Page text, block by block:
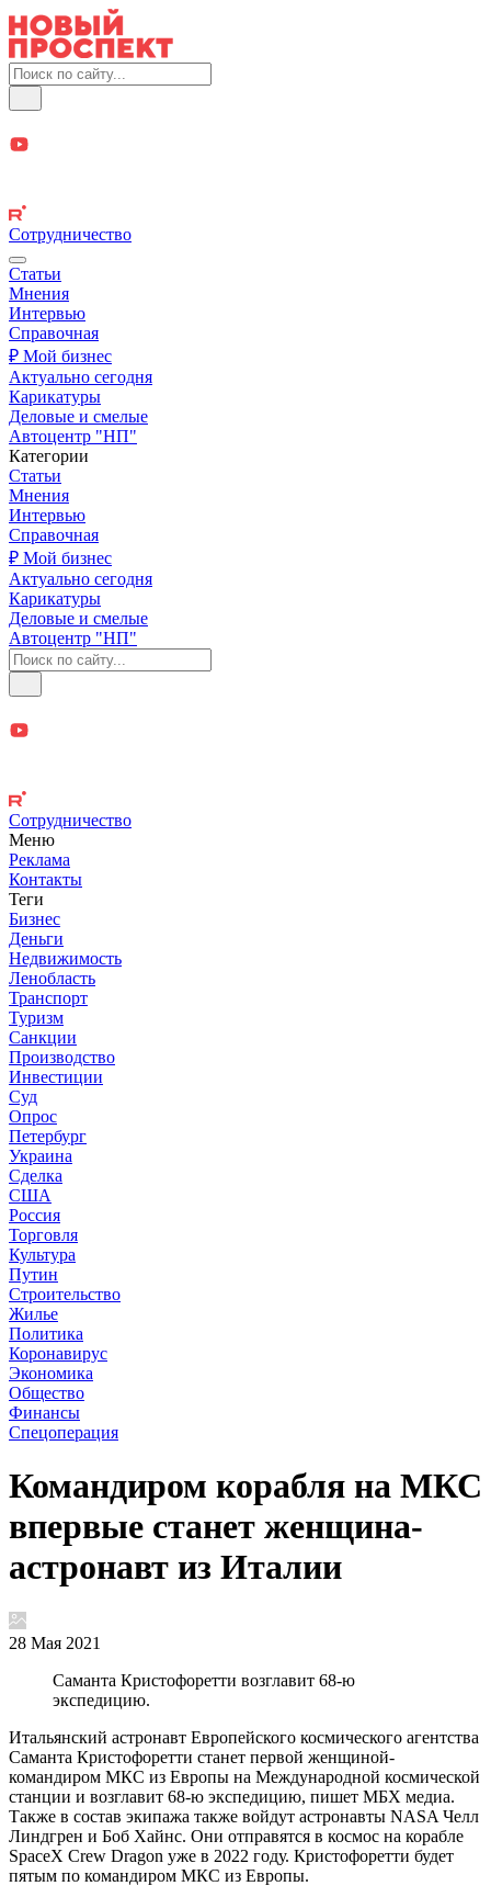
Сотрудничество
Статьи
Мнения
Интервью
Справочная
₽ Мой бизнес
Актуально сегодня
Карикатуры
Деловые и смелые
Автоцентр "НП"
Категории
Статьи
Мнения
Интервью
Справочная
₽ Мой бизнес
Актуально сегодня
Карикатуры
Деловые и смелые
Автоцентр "НП"
Сотрудничество
Меню
Реклама
Контакты
Теги
Бизнес
Деньги
Недвижимость
Ленобласть
Транспорт
Туризм
Санкции
Производство
Инвестиции
Суд
Опрос
Петербург
Украина
Сделка
США
Россия
Торговля
Культура
Путин
Строительство
Жилье
Политика
Коронавирус
Экономика
Общество
Финансы
Спецоперация
Командиром корабля на МКС
впервые станет женщина-
астронавт из Италии
28 Мая 2021
Саманта Кристофоретти возглавит 68-ю
экспедицию.
Итальянский астронавт Европейского космического агентства
Саманта Кристофоретти станет первой женщиной-
командиром МКС из Европы на Международной космической
станции и возглавит 68-ю экспедицию, пишет МБХ медиа.
Также в состав экипажа также войдут астронавты NASA Челл
Линдгрен и Боб Хайнс. Они отправятся в космос на корабле
SpaceX Crew Dragon уже в 2022 году. Кристофоретти будет
пятым по командиром МКС из Европы.